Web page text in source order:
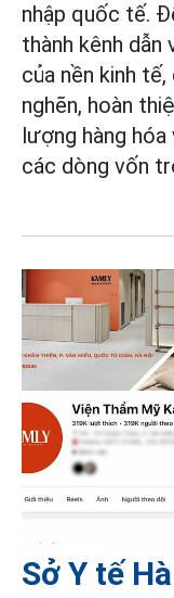
nhập quốc tế.
thành kênh dẫn
của nền kinh
nghẽn, hoàn
lượng hàng
các dòng vốn
Sở Y tế